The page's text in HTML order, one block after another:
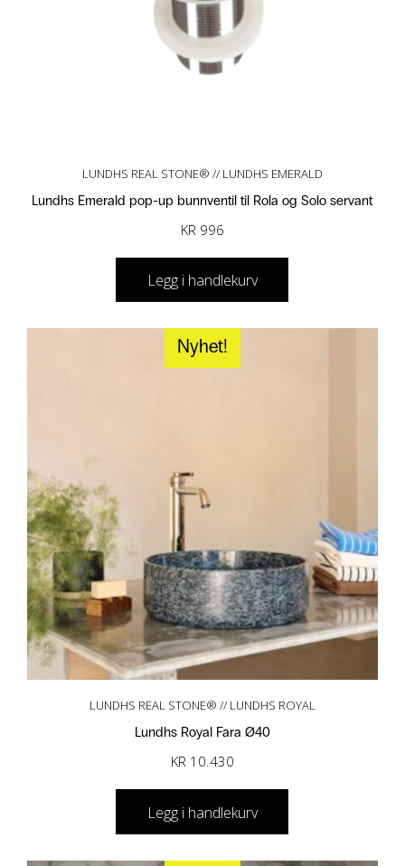
LUNDHS REAL STONE® // LUNDHS EMERALD
Lundhs Emerald pop-up bunnventil til Rola og Solo servant
KR 996
Legg i handlekurv
Nyhet!
LUNDHS REAL STONE® // LUNDHS ROYAL
Lundhs Royal Fara Ø40
KR10.430
Legg i handlekurv